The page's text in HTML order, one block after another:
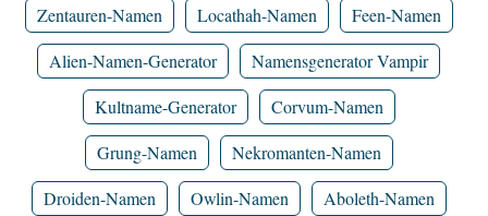
Zentauren-Namen
Locathah-Namen
Feen-Namen
Alien-Namen-Generator
Namensgenerator Vampir
Kultname-Generator
Corvum-Namen
Grung-Namen
Nekromanten-Namen
Droiden-Namen
Owlin-Namen
Aboleth-Namen